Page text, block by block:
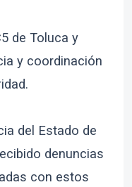
de Toluca y
y coordinación
del Estado de
denuncias
con estos